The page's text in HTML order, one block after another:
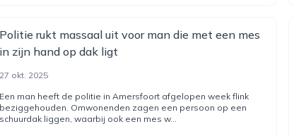
Politie rukt massaal uit voor man die met een mes
in zijn hand op dak ligt
27 okt. 2025
Een man heeft de politie in Amersfoort afgelopen week flink
beziggehouden. Omwonenden zagen een persoon op een
schuurdak liggen, waarbij ook een mes w...